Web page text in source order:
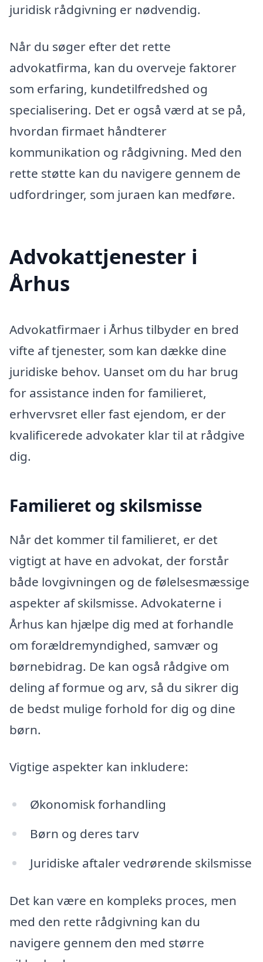
juridisk rådgivning er nødvendig.
Når du søger efter det rette
advokatfirma, kan du overveje faktorer
som erfaring, kundetilfredshed og
specialisering. Det er også værd at se på,
hvordan firmaet håndterer
kommunikation og rådgivning. Med den
rette støtte kan du navigere gennem de
udfordringer, som juraen kan medføre.
Advokattjenester i
Århus
Advokatfirmaer i Århus tilbyder en bred
vifte af tjenester, som kan dække dine
juridiske behov. Uanset om du har brug
for assistance inden for familieret,
erhvervsret eller fast ejendom, er der
kvalificerede advokater klar til at rådgive
dig.
Familieret og skilsmisse
Når det kommer til familieret, er det
vigtigt at have en advokat, der forstår
både lovgivningen og de følelsesmæssige
aspekter af skilsmisse. Advokaterne i
Århus kan hjælpe dig med at forhandle
om forældremyndighed, samvær og
børnebidrag. De kan også rådgive om
deling af formue og arv, så du sikrer dig
de bedst mulige forhold for dig og dine
børn.
Vigtige aspekter kan inkludere:
Økonomisk forhandling
Børn og deres tarv
Juridiske aftaler vedrørende skilsmisse
Det kan være en kompleks proces, men
med den rette rådgivning kan du
navigere gennem den med større